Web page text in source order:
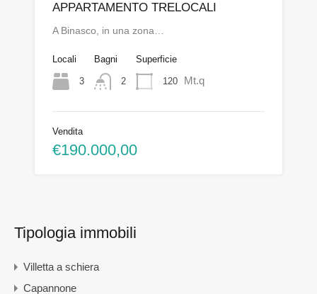
APPARTAMENTO TRELOCALI
A Binasco, in una zona…
Locali
3
Bagni
2
Superficie
120 Mt.q
Vendita
€190.000,00
Tipologia immobili
Villetta a schiera
Capannone